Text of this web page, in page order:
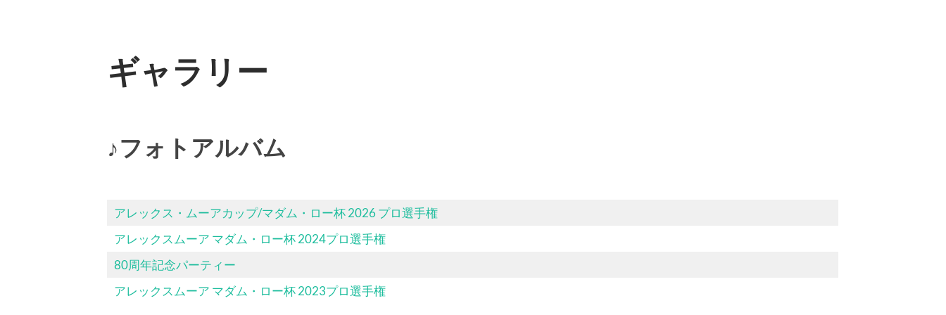
ギャラリー
♪フォトアルバム
アレックス・ムーアカップ/マダム・ロー杯 2026 プロ選手権
アレックスムーア マダム・ロー杯 2024プロ選手権
80周年記念パーティー
アレックスムーア マダム・ロー杯 2023プロ選手権